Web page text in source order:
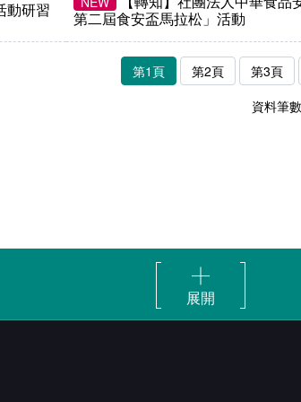
動研習
第二屆食安盃馬拉松」活動
第1頁 第2頁 第3頁
資料筆
展開